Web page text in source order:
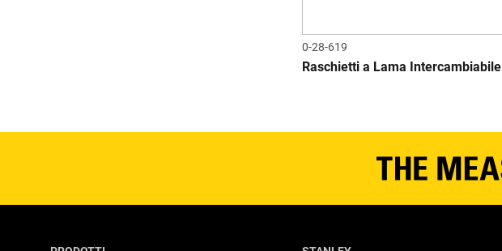
0-28-619
Raschietti a Lama Intercambiabile